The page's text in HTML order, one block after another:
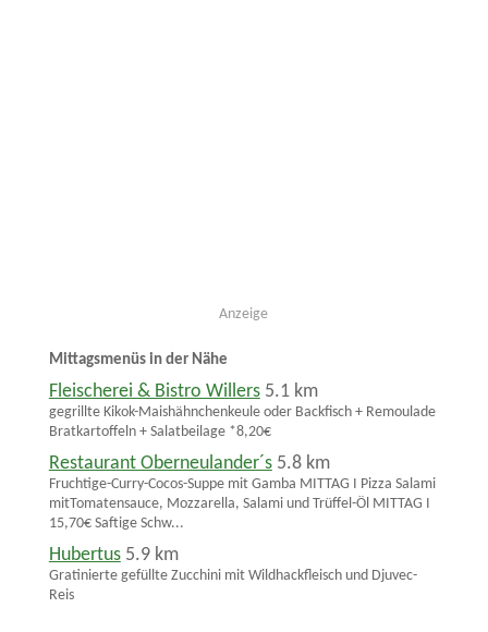
Anzeige
Mittagsmenüs in der Nähe
Fleischerei & Bistro Willers 5.1 km
gegrillte Kikok-Maishähnchenkeule oder Backfisch + Remoulade
Bratkartoffeln + Salatbeilage *8,20€
Restaurant Oberneulander´s 5.8 km
Fruchtige-Curry-Cocos-Suppe mit Gamba MITTAG I Pizza Salami
mitTomatensauce, Mozzarella, Salami und Trüffel-Öl MITTAG I
15,70€ Saftige Schw...
Hubertus 5.9 km
Gratinierte gefüllte Zucchini mit Wildhackfleisch und Djuvec-
Reis